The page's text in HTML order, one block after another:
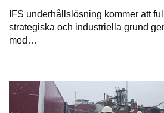
IFS underhållslösning kommer att
strategiska och industriella grund
med…